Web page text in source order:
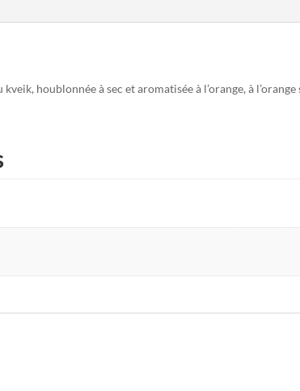
houblonnée à sec et aromatiséeà l’orange, à